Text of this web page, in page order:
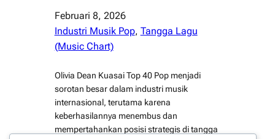
Februari 8, 2026
Industri Musik Pop, Tangga Lagu
(Music Chart)
Olivia Dean Kuasai Top 40 Pop menjadi
sorotan besar dalam industri musik
internasional, terutama karena
keberhasilannya menembus dan
mempertahankan posisi strategis di tangga